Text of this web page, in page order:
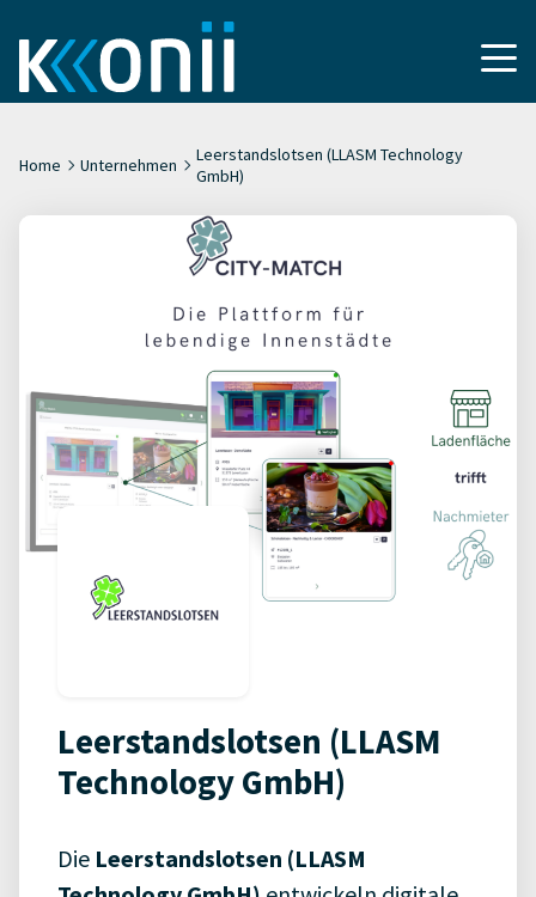
Home Unternehmen
Leerstandslotsen (LLASM Technology
GmbH)
Leerstandslotsen (LLASM
Technology GmbH)
Die Leerstandslotsen (LLASM